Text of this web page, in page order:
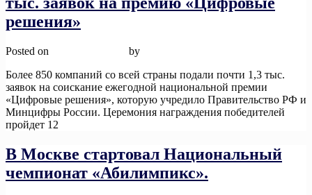
решения»
Posted on by
Более 850 компаний со всей страны подали почти 1,3 тыс.
заявок на соискание ежегодной национальной премии
«Цифровые решения», которую учредило Правительство РФ и
Минцифры России. Церемония награждения победителей
пройдет 12
В Москве стартовал Национальный
чемпионат «Абилимпикс».